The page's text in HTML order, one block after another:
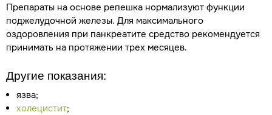
Препараты на основе репешка нормализуют функции
поджелудочной железы. Для максимального
оздоровления при панкреатите средство рекомендуется
принимать на протяжении трех месяцев.
Другие показания:
язва;
холецистит;